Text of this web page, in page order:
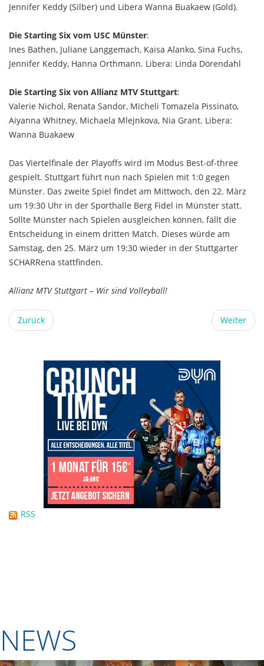
Jennifer Keddy (Silber) und Libera Wanna Buakaew (Gold).
Die Starting Six vom USC Münster:
Ines Bathen, Juliane Langgemach, Kaisa Alanko, Sina Fuchs,
Jennifer Keddy, Hanna Orthmann. Libera: Linda Dörendahl
Die Starting Six von Allianz MTV Stuttgart:
Valerie Nichol, Renata Sandor, Micheli Tomazela Pissinato,
Aiyanna Whitney, Michaela Mlejnkova, Nia Grant. Libera:
Wanna Buakaew
Das Viertelfinale der Playoffs wird im Modus Best-of-three
gespielt. Stuttgart führt nun nach Spielen mit 1:0 gegen
Münster. Das zweite Spiel findet am Mittwoch, den 22. März
um 19:30 Uhr in der Sporthalle Berg Fidel in Münster statt.
Sollte Münster nach Spielen ausgleichen können, fällt die
Entscheidung in einem dritten Match. Dieses würde am
Samstag, den 25. März um 19:30 wieder in der Stuttgarter
SCHARRena stattfinden.
Allianz MTV Stuttgart – Wir sind Volleyball!
Zurück Weiter
RSS
NEWS